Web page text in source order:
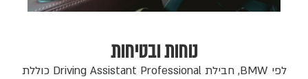
נוחות ובטיחות
לפי BMW, חבילת Driving Assistant Professional כוללת